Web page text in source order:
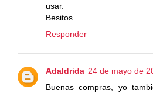
usar.
Besitos
Responder
Adaldrida 24 de mayo de
Buenas compras, yo